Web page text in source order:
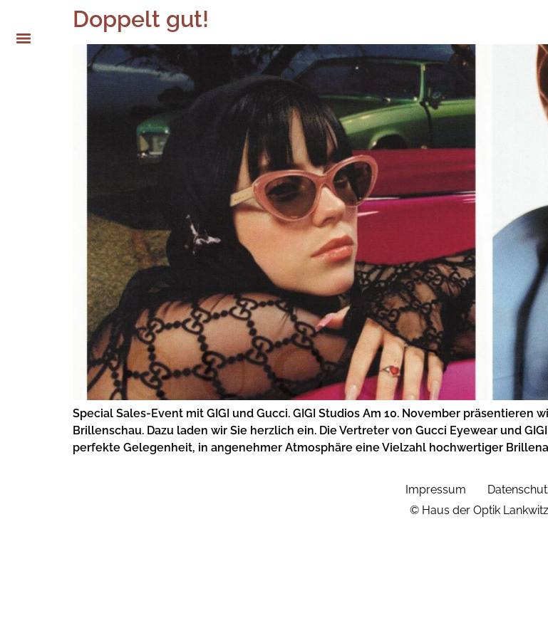
Doppelt gut!
Special Sales-Event mit GIGI und Gucci. GIGI Studios Am 10. November
Brillenschau. Dazu laden wir Sie herzlich ein. Die Vertreter von Gucci Eyewear und
perfekte Gelegenheit, in angenehmer Atmosphäre eine Vielzahl hochwertiger
Impressum
© Haus der Optik Lankwitz